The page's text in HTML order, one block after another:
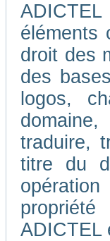
ADICTEL
éléments
droit des
des
logos,
traduire,
titre du
ADICTEL